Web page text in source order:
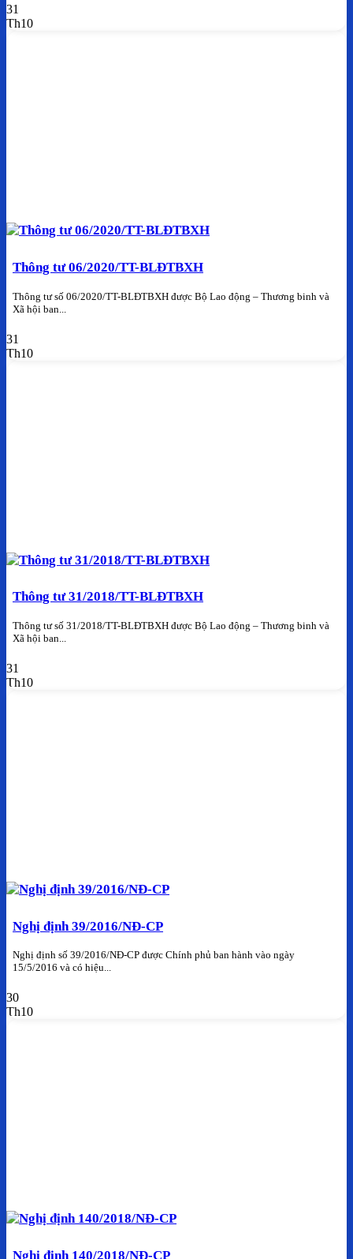
31
Th10
Thông tư 06/2020/TT-BLĐTBXH
Thông tư số 06/2020/TT-BLĐTBXH được Bộ Lao động – Thương binh và
Xã hội ban...
31
Th10
Thông tư 31/2018/TT-BLĐTBXH
Thông tư số 31/2018/TT-BLĐTBXH được Bộ Lao động – Thương binh và
Xã hội ban...
31
Th10
Nghị định 39/2016/NĐ-CP
Nghị định số 39/2016/NĐ-CP được Chính phủ ban hành vào ngày
15/5/2016 và có hiệu...
30
Th10
Nghị định 140/2018/NĐ-CP